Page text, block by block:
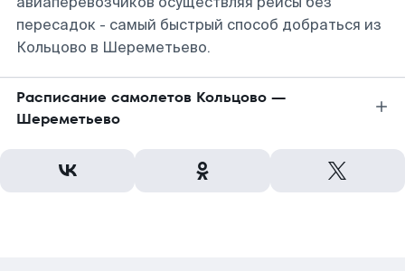
пересадок - самый быстрый способ добраться из
Кольцово в Шереметьево.
Расписание самолетов Кольцово —
Шереметьево